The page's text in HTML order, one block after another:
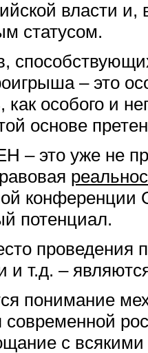
власти и,
статусом.
– это
особого и
основе
это уже не
потенциал.
проведения
и т.д. –
понимание
с